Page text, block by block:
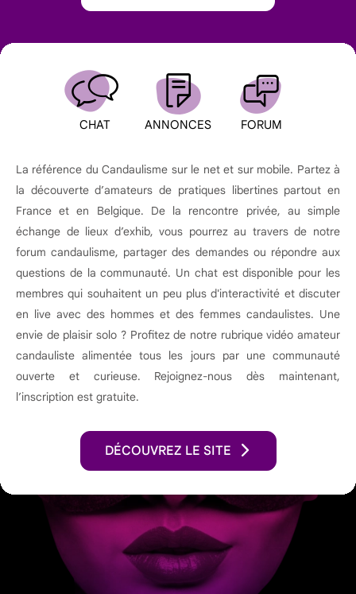
CHAT ANNONCES FORUM
La référence du Candaulisme sur le net et sur mobile. Partez à
la découverte d’amateurs de pratiques libertines partout en
France et en Belgique. De la rencontre privée, au simple
échange de lieux d’exhib, vous pourrez au travers de notre
forum candaulisme, partager des demandes ou répondre aux
questions de la communauté. Un chat est disponible pour les
membres qui souhaitent un peu plus d'interactivité et discuter
en live avec des hommes et des femmes candaulistes. Une
envie de plaisir solo ? Profitez de notre rubrique vidéo amateur
candauliste alimentée tous les jours par une communauté
ouverte et curieuse. Rejoignez-nous dès maintenant,
l’inscription est gratuite.
DÉCOUVREZ LE SITE